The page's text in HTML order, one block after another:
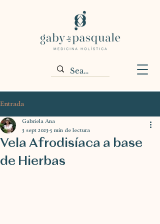
Entrada
Vela Afrodisíaca a base
de Hierbas
Gabriela Ana
3 sept 2023 5 min de lectura